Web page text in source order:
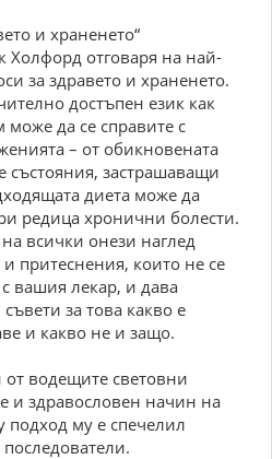
и храненето“
Холфорд отговаря на най-
за здравето и храненето.
достъпен език как
да се справите с
– от обикновената
състояния, застрашаващи
диета може да
редица хронични болести.
всички онези наглед
притеснения, които не се
вашия лекар, и дава
за това какво е
и какво не и защо.
водещите световни
и здравословен начин на
подход му е спечелил